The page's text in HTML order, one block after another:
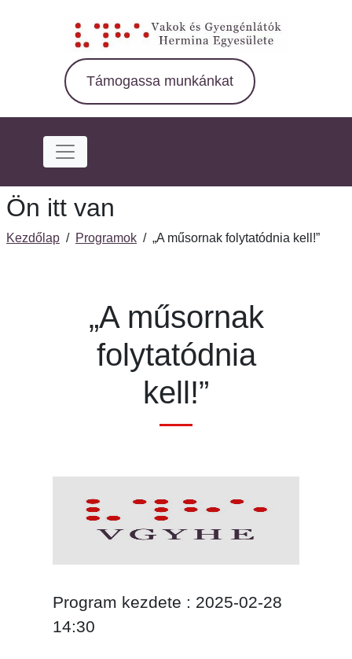
Támogassa munkánkat
Ön itt van
Kezdőlap / Programok /„A műsornak folytatódnia kell!”
„A műsornak
folytatódnia
kell!”
Program kezdete : 2025-02-28
14:30